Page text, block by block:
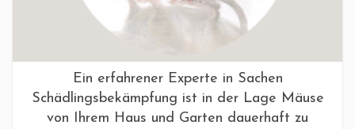
Ein erfahrener Experte in Sachen
Schädlingsbekämpfung ist in der Lage Mäuse
von Ihrem Haus und Garten dauerhaft zu